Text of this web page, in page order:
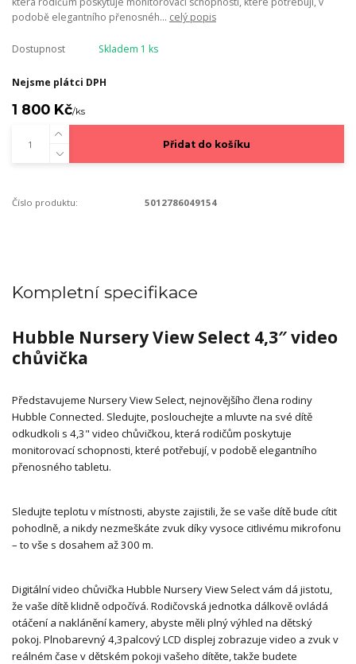
podobě elegantního přenosnéh... celý popis
Dostupnost Skladem 1 ks
Nejsme plátci DPH
1 800 Kč/ks
Přidat do košíku
Číslo produktu: 5012786049154
Kompletní specifikace
Hubble Nursery View Select 4,3″ video
chůvička
Představujeme Nursery View Select, nejnovějšího člena rodiny
Hubble Connected. Sledujte, poslouchejte a mluvte na své dítě
odkudkoli s 4,3" video chůvičkou, která rodičům poskytuje
monitorovací schopnosti, které potřebují, v podobě elegantního
přenosného tabletu.
Sledujte teplotu v místnosti, abyste zajistili, že se vaše dítě bude cítit
pohodlně, a nikdy nezmeškáte zvuk díky vysoce citlivému mikrofonu
– to vše s dosahem až 300 m.
Digitální video chůvička Hubble Nursery View Select vám dá jistotu,
že vaše dítě klidně odpočívá. Rodičovská jednotka dálkově ovládá
otáčení a naklánění kamery, abyste měli plný výhled na dětský
pokoj. Plnobarevný 4,3palcový LCD displej zobrazuje video a zvuk v
reálném čase v dětském pokoji vašeho dítěte, takže budete